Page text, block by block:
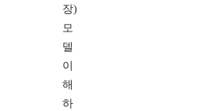
장)
모
델
이
해
하